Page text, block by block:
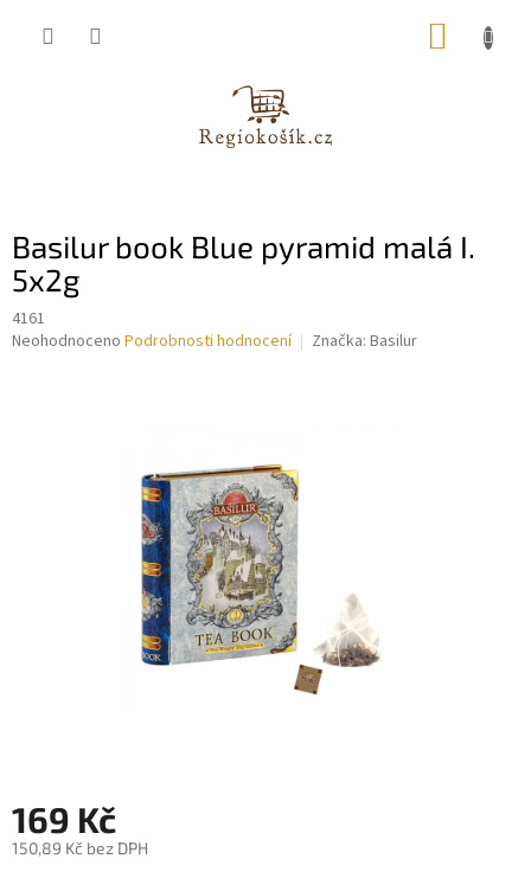
Basilur book Blue pyramid malá I.
5x2g
4161
Průměrné
Neohodnoceno Podrobnosti hodnocení Značka: Basilur
169 Kč
150,89 Kč bez DPH